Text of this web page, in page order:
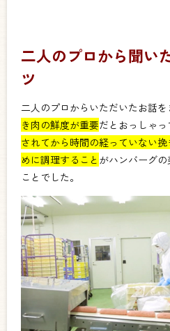
二人のプロから聞い
ツ
二人のプロからいただいたお話を
き肉の鮮度が重要だとおっしゃ
されてから時間の経っていない
めに調理すること がハンバーグ
ことでした。